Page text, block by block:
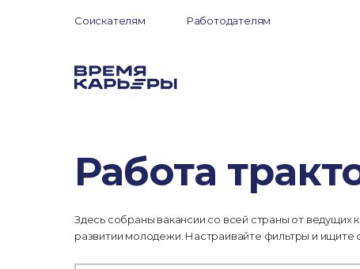
Соискателям Работодателям
Работа
Здесь собраны вакансии со всей страны от ведущих
развитии молодежи. Настраивайте фильтры и ищите